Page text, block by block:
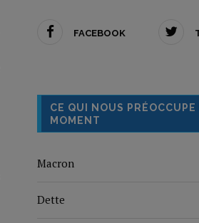
FACEBOOK
CE QUI NOUS PRÉOCCUPE
MOMENT
Macron
Dette